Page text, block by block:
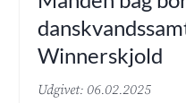
Winnerskjold
Udgivet: 06.02.2025